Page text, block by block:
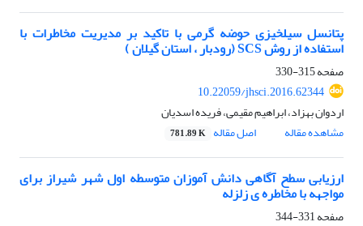
پتانسل سیلخیزی حوضه گرمی با تاکید بر مدیریت مخاطرات با
استفاده از روش SCS (رودبار ، استان گیلان )
صفحه315-330
10.22059/jhsci.2016.62344
اردوان بهزاد، ابراهیم مقیمی، فریده اسدیان
مشاهده مقاله
اصل مقاله 781.89 K
ارزیابی سطح آگاهی دانش آموزان متوسطه اول شهر شیراز برای
مواجهه با مخاطره ی زلزله
صفحه331-344